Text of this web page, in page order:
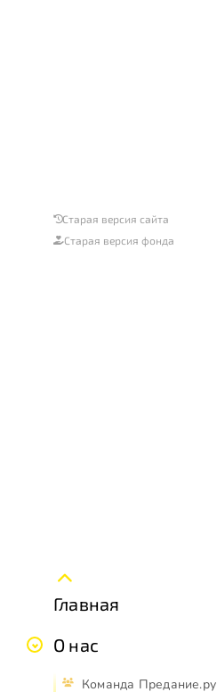
Старая версия сайта
Старая версия фонда
Главная
О нас
Команда Предание.ру